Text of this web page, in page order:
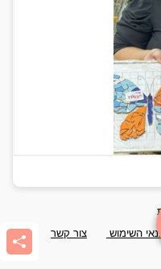
תנאי השימוש צור קשר